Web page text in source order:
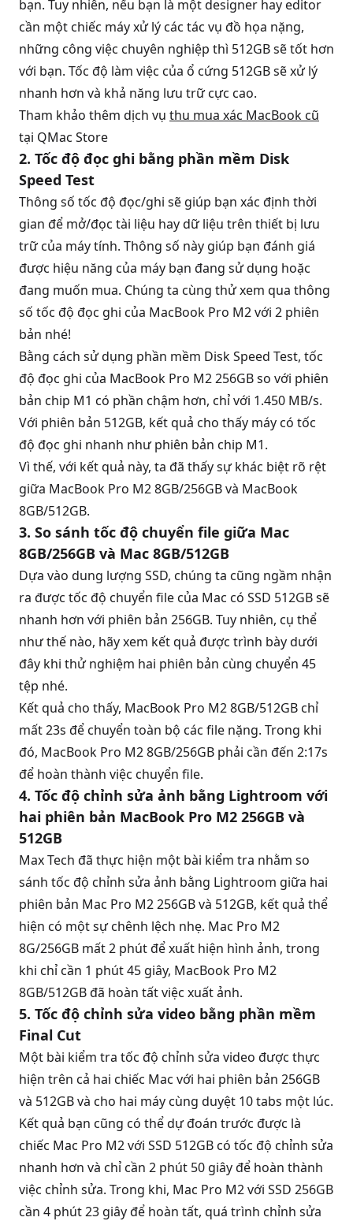
bạn. Tuy nhiên, nếu bạn là một designer hay editor
cần một chiếc máy xử lý các tác vụ đồ họa nặng,
những công việc chuyên nghiệp thì 512GB sẽ tốt hơn
với bạn. Tốc độ làm việc của ổ cứng 512GB sẽ xử lý
nhanh hơn và khả năng lưu trữ cực cao.
Tham khảo thêm dịch vụ thu mua xác MacBook cũ
tại QMac Store
2. Tốc độ đọc ghi bằng phần mềm Disk
Speed Test
Thông số tốc độ đọc/ghi sẽ giúp bạn xác định thời
gian để mở/đọc tài liệu hay dữ liệu trên thiết bị lưu
trữ của máy tính. Thông số này giúp bạn đánh giá
được hiệu năng của máy bạn đang sử dụng hoặc
đang muốn mua. Chúng ta cùng thử xem qua thông
số tốc độ đọc ghi của MacBook Pro M2 với 2 phiên
bản nhé!
Bằng cách sử dụng phần mềm Disk Speed Test, tốc
độ đọc ghi của MacBook Pro M2 256GB so với phiên
bản chip M1 có phần chậm hơn, chỉ với 1.450 MB/s.
Với phiên bản 512GB, kết quả cho thấy máy có tốc
độ đọc ghi nhanh như phiên bản chip M1.
Vì thế, với kết quả này, ta đã thấy sự khác biệt rõ rệt
giữa MacBook Pro M2 8GB/256GB và MacBook
8GB/512GB.
3. So sánh tốc độ chuyển file giữa Mac
8GB/256GB và Mac 8GB/512GB
Dựa vào dung lượng SSD, chúng ta cũng ngầm nhận
ra được tốc độ chuyển file của Mac có SSD 512GB sẽ
nhanh hơn với phiên bản 256GB. Tuy nhiên, cụ thể
như thế nào, hãy xem kết quả được trình bày dưới
đây khi thử nghiệm hai phiên bản cùng chuyển 45
tệp nhé.
Kết quả cho thấy, MacBook Pro M2 8GB/512GB chỉ
mất 23s để chuyển toàn bộ các file nặng. Trong khi
đó, MacBook Pro M2 8GB/256GB phải cần đến 2:17s
để hoàn thành việc chuyển file.
4. Tốc độ chỉnh sửa ảnh bằng Lightroom với
hai phiên bản MacBook Pro M2 256GB và
512GB
Max Tech đã thực hiện một bài kiểm tra nhằm so
sánh tốc độ chỉnh sửa ảnh bằng Lightroom giữa hai
phiên bản Mac Pro M2 256GB và 512GB, kết quả thể
hiện có một sự chênh lệch nhẹ. Mac Pro M2
8G/256GB mất 2 phút để xuất hiện hình ảnh, trong
khi chỉ cần 1 phút 45 giây, MacBook Pro M2
8GB/512GB đã hoàn tất việc xuất ảnh.
5. Tốc độ chỉnh sửa video bằng phần mềm
Final Cut
Một bài kiểm tra tốc độ chỉnh sửa video được thực
hiện trên cả hai chiếc Mac với hai phiên bản 256GB
và 512GB và cho hai máy cùng duyệt 10 tabs một lúc.
Kết quả bạn cũng có thể dự đoán trước được là
chiếc Mac Pro M2 với SSD 512GB có tốc độ chỉnh sửa
nhanh hơn và chỉ cần 2 phút 50 giây để hoàn thành
việc chỉnh sửa. Trong khi, Mac Pro M2 với SSD 256GB
cần 4 phút 23 giây để hoàn tất, quá trình chỉnh sửa